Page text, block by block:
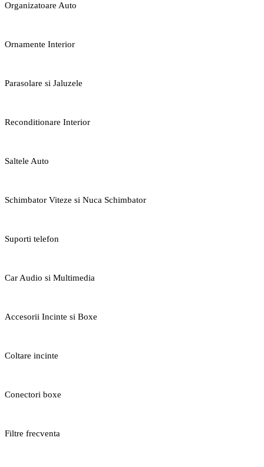
Organizatoare Auto
Ornamente Interior
Parasolare si Jaluzele
Reconditionare Interior
Saltele Auto
Schimbator Viteze si Nuca Schimbator
Suporti telefon
Car Audio si Multimedia
Accesorii Incinte si Boxe
Coltare incinte
Conectori boxe
Filtre frecventa